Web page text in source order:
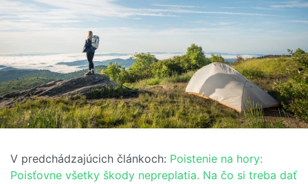
V predchádzajúcich článkoch: Poistenie na hory:
Poisťovne všetky škody nepreplatia. Na čo si treba dať